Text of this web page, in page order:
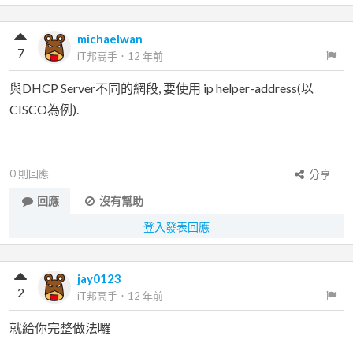
michaelwan
iT邦高手 ． 12 年前
7
與DHCP Server不同的網段, 要使用 ip helper-address(以
CISCO為例).
0 則回應
分享
回應
沒有幫助
登入發表回應
jay0123
iT邦高手 ． 12 年前
2
就給你完整做法囉